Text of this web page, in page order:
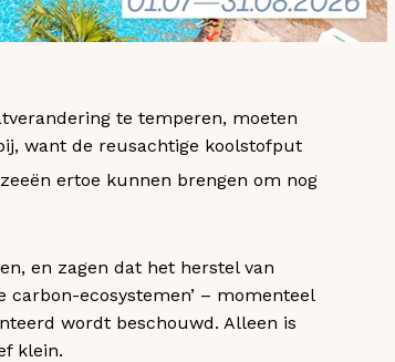
te temperen, moeten
want de reusachtige koolstofput
ertoe kunnen brengen om nog
en zagen dat het herstel van
carbon-ecosystemen’ – momenteel
wordt beschouwd. Alleen is
klein.